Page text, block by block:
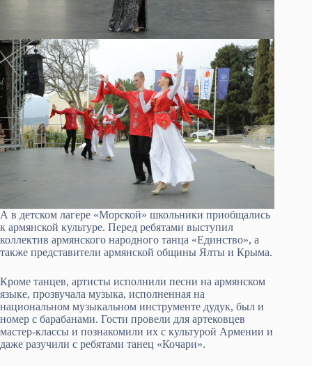
А в детском лагере «Морской» школьники приобщались
к армянской культуре. Перед ребятами выступил
коллектив армянского народного танца «Единство», а
также представители армянской общины Ялты и Крыма.
Кроме танцев, артисты исполнили песни на армянском
языке, прозвучала музыка, исполненная на
национальном музыкальном инструменте дудук, был и
номер с барабанами. Гости провели для артековцев
мастер-классы и познакомили их с культурой Армении и
даже разучили с ребятами танец «Кочари».